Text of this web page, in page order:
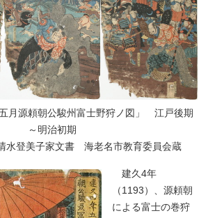
月源頼朝公駿州富士野狩ノ図」 江戸後期
～明治初期
水登美子家文書 海老名市教育委員会蔵
建久4年
（1193）、源頼朝
による富士の巻狩